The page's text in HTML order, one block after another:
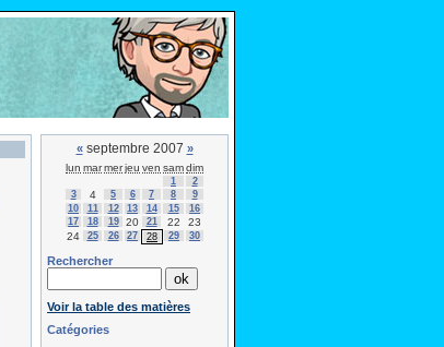
«septembre 2007 »
lun marmerjeu ven samdim
1
2
3
4 5 6 7 8
9
10
11 12 13 14 15
16
17
18 19 20 21 22
23
24
25 26 27 28 29 30
Rechercher
Voir la table des matières
Catégories